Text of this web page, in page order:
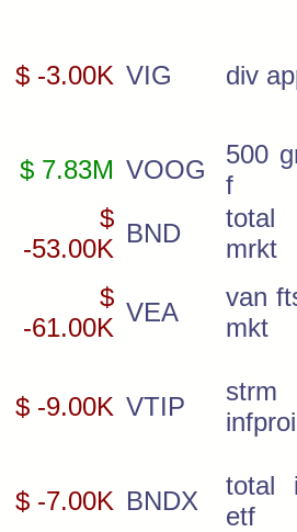
$ -3.00K VIG div
$ 7.83M VOOG
500
f
$
-53.00K
BND
mrkt
$
-61.00K
VEA
van
mkt
$ -9.00K VTIP
strm
$ -7.00K BNDX
total
etf